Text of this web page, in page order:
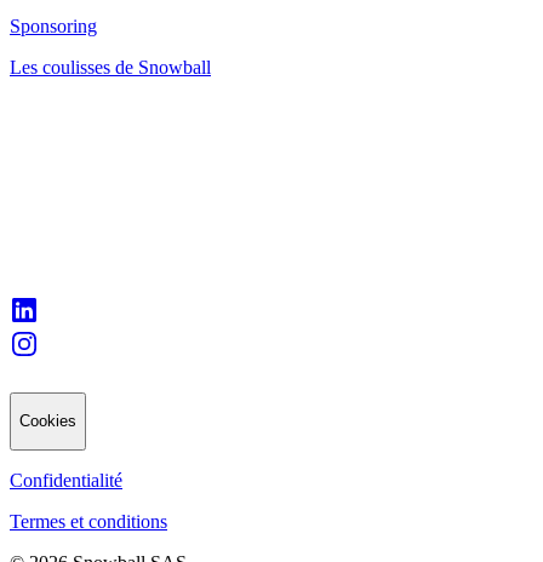
Sponsoring
Les coulisses de Snowball
Cookies
Confidentialité
Termes et conditions